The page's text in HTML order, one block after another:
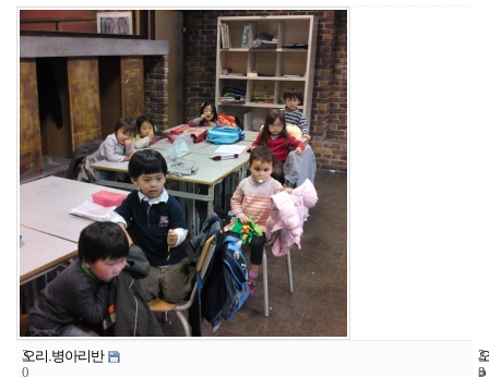
3
0
오리.병아리반
2
3
2
0